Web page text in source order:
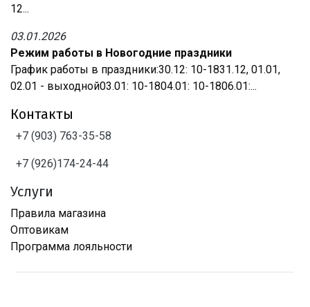
12...
03.01.2026
Режим работы в Новогодние праздники
График работы в праздники:30.12: 10-1831.12, 01.01,
02.01 - выходной03.01: 10-1804.01: 10-1806.01:...
Контакты
+7 (903) 763-35-58
+7 (926)174-24-44
Услуги
Правила магазина
Оптовикам
Программа лояльности